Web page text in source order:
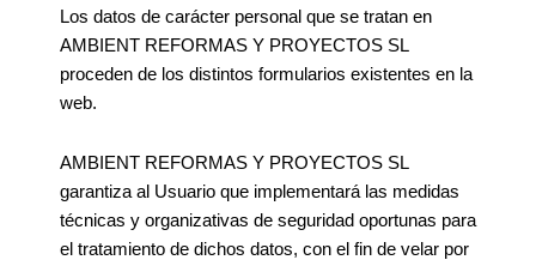
Los datos de carácter personal que se tratan en
AMBIENT REFORMAS Y PROYECTOS SL
proceden de los distintos formularios existentes en la
web.
AMBIENT REFORMAS Y PROYECTOS SL
garantiza al Usuario que implementará las medidas
técnicas y organizativas de seguridad oportunas para
el tratamiento de dichos datos, con el fin de velar por